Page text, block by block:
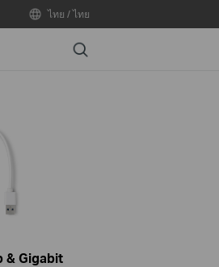
ไทย / ไทย
Search
& Gigabit